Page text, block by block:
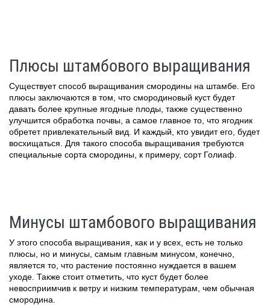
Плюсы штамбового выращивания
Существует способ выращивания смородины на штамбе. Его
плюсы заключаются в том, что смородиновый куст будет
давать более крупные ягодные плоды, также существенно
улучшится обработка почвы, а самое главное то, что ягодник
обретет привлекательный вид. И каждый, кто увидит его, будет
восхищаться. Для такого способа выращивания требуются
специальные сорта смородины, к примеру, сорт Голиаф.
Минусы штамбового выращивания
У этого способа выращивания, как и у всех, есть не только
плюсы, но и минусы, самым главным минусом, конечно,
является то, что растение постоянно нуждается в вашем
уходе. Также стоит отметить, что куст будет более
невосприимчив к ветру и низким температурам, чем обычная
смородина.